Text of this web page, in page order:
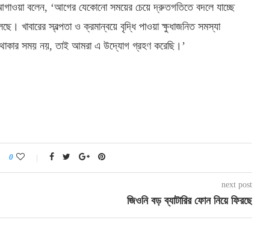
আগাওয়া বলেন, ‘আগের যেকোনো সময়ের চেয়ে দ্রুতগতিতে বদলে যাচ্ছে
খাবারের স্বল্পতা ও ক্রমান্বয়ে বৃদ্ধি পাওয়া ক্ষুধাজনিত সমস্যা
সময় নয়, তাই আমরা এ উদ্যোগ গ্রহণ করেছি।’
0
next post
জিওনি বড় ব্যাটারির ফোন নিয়ে ফিরছে